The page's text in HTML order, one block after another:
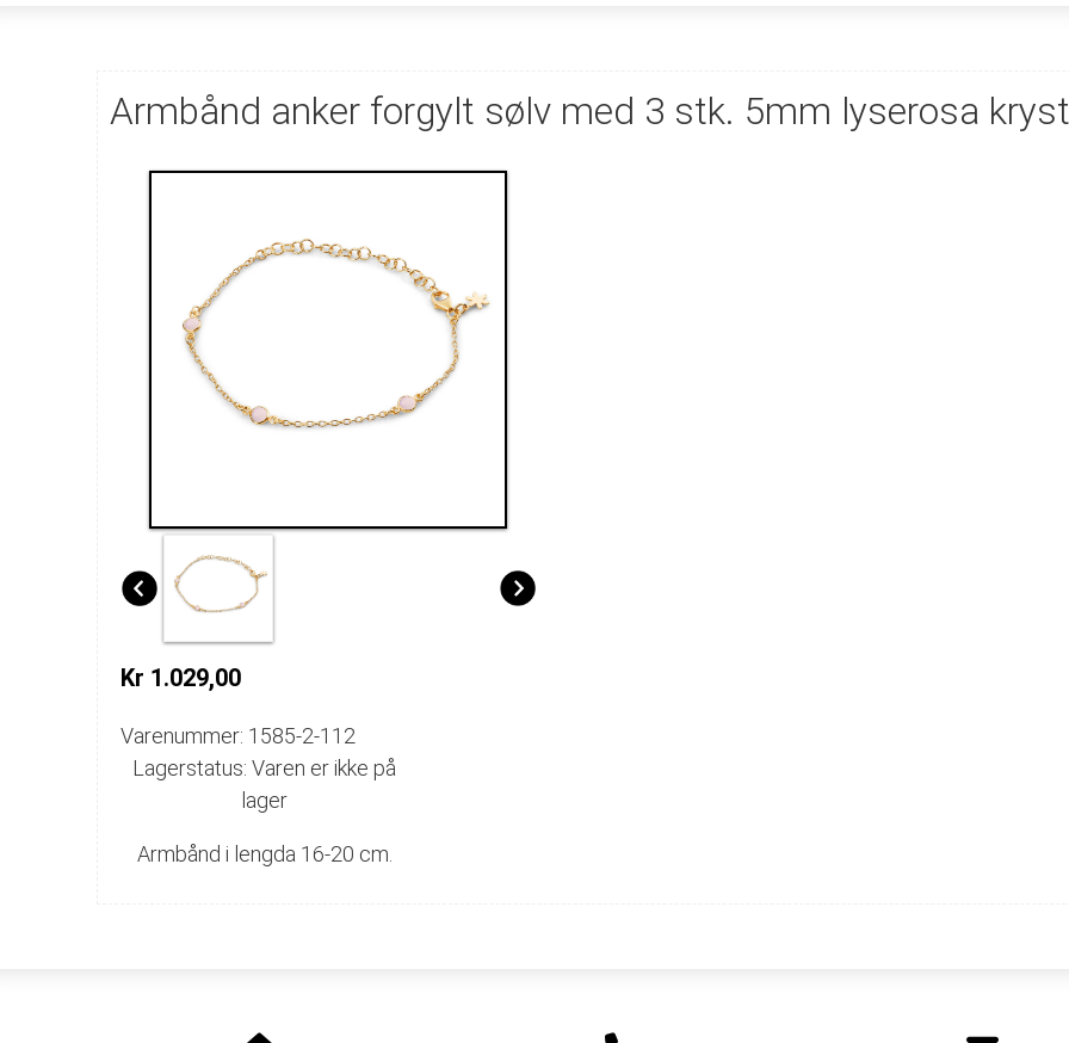
Armbånd anker forgylt sølv med 3 stk. 5mm lyserosa
Kr 1.029,00
Varenummer: 1585-2-112
Lagerstatus: Varen er ikke på
lager
Armbånd i lengda 16-20 cm.